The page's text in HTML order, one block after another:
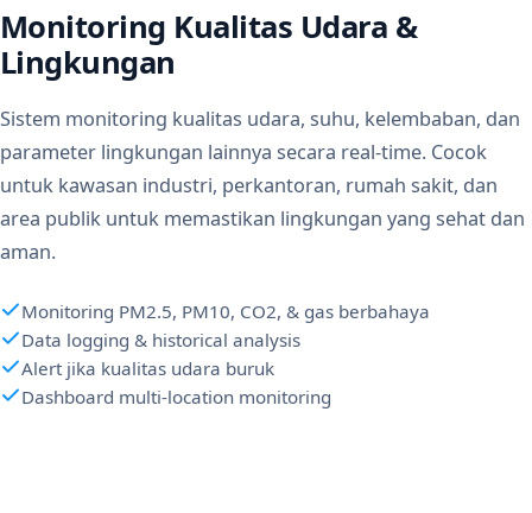
Monitoring Kualitas Udara &
Lingkungan
Sistem monitoring kualitas udara, suhu, kelembaban, dan
parameter lingkungan lainnya secara real-time. Cocok
untuk kawasan industri, perkantoran, rumah sakit, dan
area publik untuk memastikan lingkungan yang sehat dan
aman.
Monitoring PM2.5, PM10, CO2, & gas berbahaya
Data logging & historical analysis
Alert jika kualitas udara buruk
Dashboard multi-location monitoring